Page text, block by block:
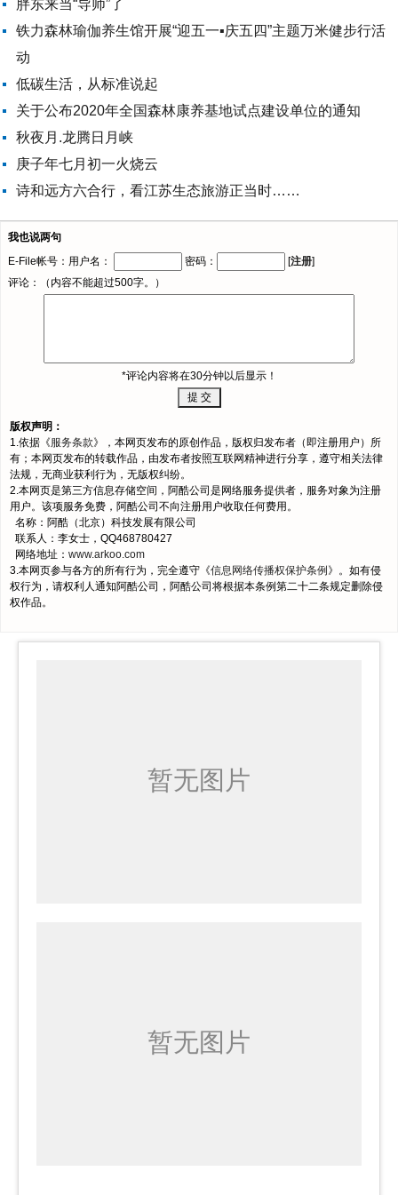
胖东来当“导师”了
铁力森林瑜伽养生馆开展“迎五一▪庆五四”主题万米健步行活
动
低碳生活，从标准说起
关于公布2020年全国森林康养基地试点建设单位的通知
秋夜月.龙腾日月峡
庚子年七月初一火烧云
诗和远方六合行，看江苏生态旅游正当时……
我也说两句
E-File帐号：用户名：
密码： [注册]
评论：（内容不能超过500字。）
*评论内容将在30分钟以后显示！
版权声明：
1.依据《服务条款》，本网页发布的原创作品，版权归发布者（即注册用户）所
有；本网页发布的转载作品，由发布者按照互联网精神进行分享，遵守相关法律
法规，无商业获利行为，无版权纠纷。
2.本网页是第三方信息存储空间，阿酷公司是网络服务提供者，服务对象为注册
用户。该项服务免费，阿酷公司不向注册用户收取任何费用。
名称：阿酷（北京）科技发展有限公司
联系人：李女士，QQ468780427
网络地址： www.arkoo.com
3.本网页参与各方的所有行为，完全遵守《信息网络传播权保护条例 》。如有侵
权行为，请权利人通知阿酷公司，阿酷公司将根据本条例第二十二条规定删除侵
权作品。